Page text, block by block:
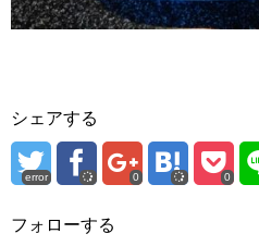
シェアする
error 0 0
フォローする